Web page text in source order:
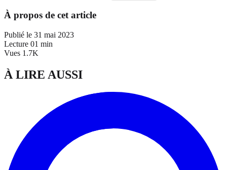
À propos de cet article
Publié le 31 mai 2023
Lecture 01 min
Vues 1.7K
À LIRE AUSSI